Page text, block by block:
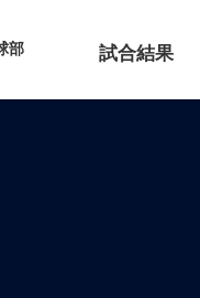
部 試合結果